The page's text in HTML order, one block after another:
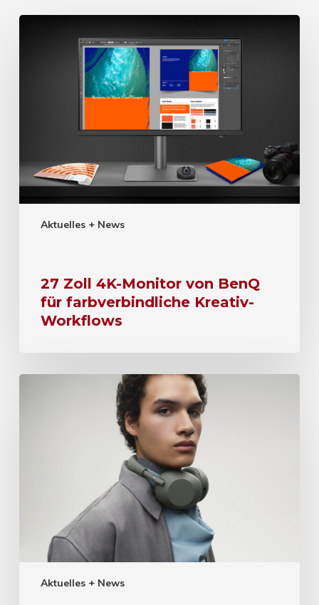
Aktuelles + News
27 Zoll 4K-Monitor von BenQ
für farbverbindliche Kreativ-
Workflows
Aktuelles + News